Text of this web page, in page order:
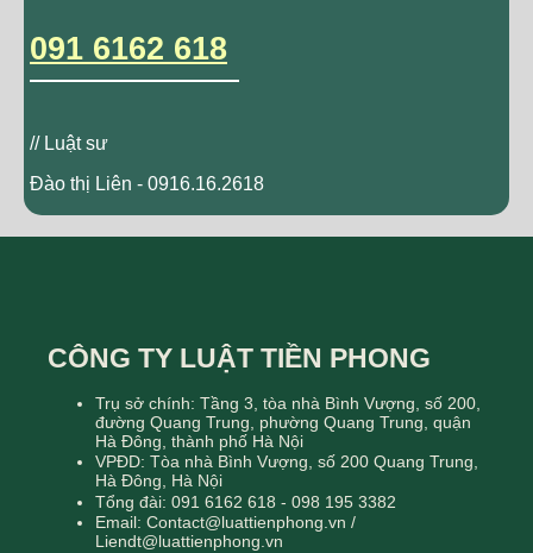
091 6162 618
// Luật sư
Đào thị Liên - 0916.16.2618
CÔNG TY LUẬT TIỀN PHONG
Trụ sở chính: Tầng 3, tòa nhà Bình Vượng, số 200,
đường Quang Trung, phường Quang Trung, quận
Hà Đông, thành phố Hà Nội
VPĐD: Tòa nhà Bình Vượng, số 200 Quang Trung,
Hà Đông, Hà Nội
Tổng đài: 091 6162 618 - 098 195 3382
Email: Contact@luattienphong.vn /
Liendt@luattienphong.vn